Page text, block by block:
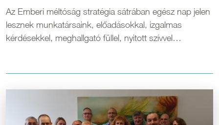
Az Emberi méltóság stratégia sátrában egész nap jelen
lesznek munkatársaink, előadásokkal, izgalmas
kérdésekkel, meghallgató füllel, nyitott szívvel…